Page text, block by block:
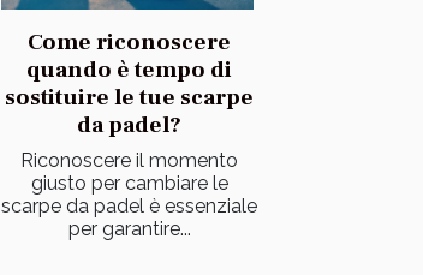
Come riconoscere
quando è tempo di
sostituire le tue scarpe
da padel?
Riconoscere il momento
giusto per cambiare le
scarpe da padel è essenziale
per garantire...